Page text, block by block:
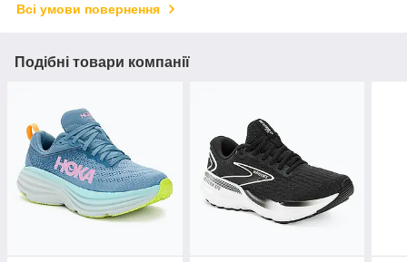
Всі умови повернення
Подібні товари компанії